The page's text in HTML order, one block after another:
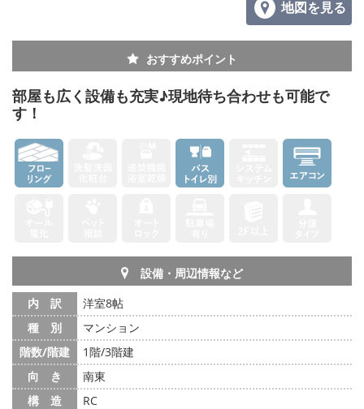
地図を見る
おすすめポイント
部屋も広く設備も充実♪現地待ち合わせも可能で
す！
設備・周辺情報など
内 訳
洋室8帖
種 別
マンション
階数/階建
1階/3階建
向 き
南東
構 造
RC